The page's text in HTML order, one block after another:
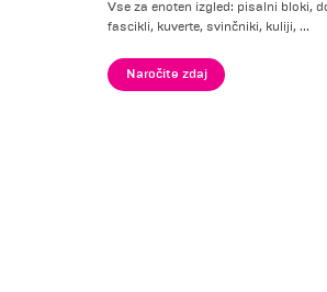
Vse za enoten izgled: pisalni bloki,
fascikli, kuverte, svinčniki, kuliji, ...
Naročite zdaj